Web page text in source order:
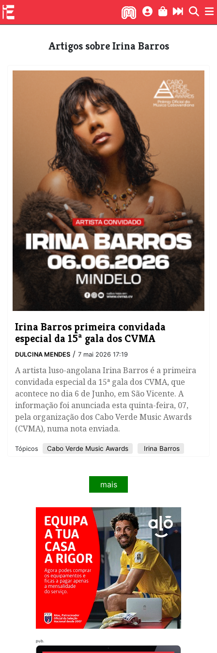
Artigos sobre ​Irina Barros
​Irina Barros primeira convidada
especial da 15ª gala dos CVMA
DULCINA MENDES / 7 mai 2026 17:19
A artista luso-angolana Irina Barros é a primeira
convidada especial da 15ª gala dos CVMA, que
acontece no dia 6 de Junho, em São Vicente. A
informação foi anunciada esta quinta-feira, 07,
pela organização dos Cabo Verde Music Awards
(CVMA), numa nota enviada.
Tópicos Cabo Verde Music Awards ​Irina Barros
mais
pub.